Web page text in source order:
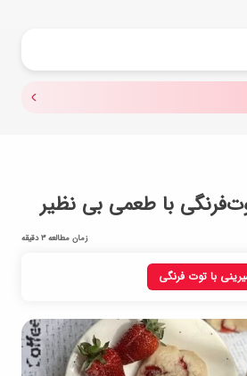
با توت فرنگی
با طعمی بی نظیر
زمان مطالعه 3 دقیقه